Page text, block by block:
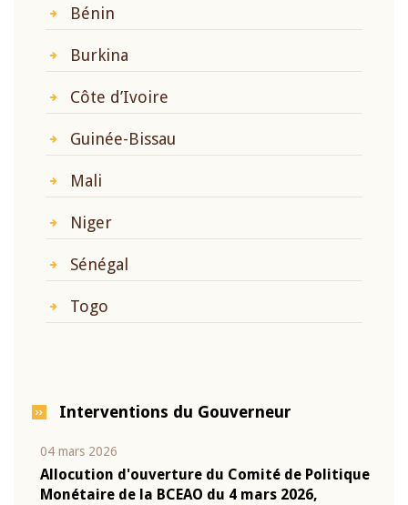
Bénin
Burkina
Côte d’Ivoire
Guinée-Bissau
Mali
Niger
Sénégal
Togo
Interventions du Gouverneur
04 mars 2026
Allocution d'ouverture du Comité de Politique
Monétaire de la BCEAO du 4 mars 2026,